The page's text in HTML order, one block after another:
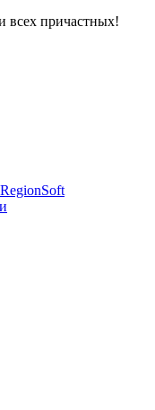
всех причастных!